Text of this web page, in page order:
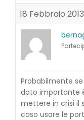
18 Febbraio
Probabilmente
dato importante
mettere in crisi il
caso usare le